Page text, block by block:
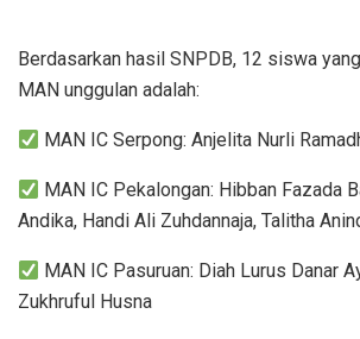
Berdasarkan hasil SNPDB, 12 siswa
MAN unggulan adalah:
MAN IC Serpong: Anjelita Nurli
MAN IC Pekalongan: Hibban Fazada
Andika, Handi Ali Zuhdannaja, Talitha
MAN IC Pasuruan: Diah Lurus Danar
Zukhruful Husna